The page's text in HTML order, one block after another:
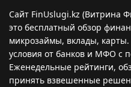
Сайт FinUslugi.kz (Витрина
это бесплатный обзор
микрозаймы, вклады, карты.
условия от банков и МФО с
Еженедельные рейтинги,
принять взвешенные